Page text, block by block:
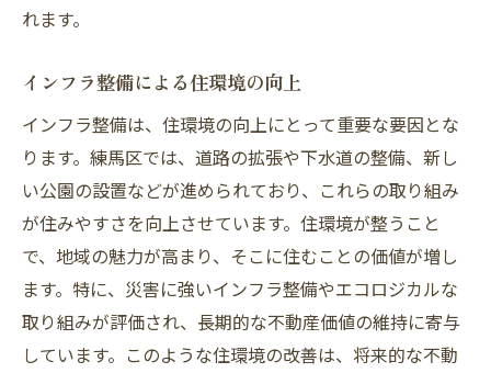
れます。
インフラ整備による住環境の向上
インフラ整備は、住環境の向上にとって重要な要因とな
ります。練馬区では、道路の拡張や下水道の整備、新し
い公園の設置などが進められており、これらの取り組み
が住みやすさを向上させています。住環境が整うこと
で、地域の魅力が高まり、そこに住むことの価値が増し
ます。特に、災害に強いインフラ整備やエコロジカルな
取り組みが評価され、長期的な不動産価値の維持に寄与
しています。このような住環境の改善は、将来的な不動